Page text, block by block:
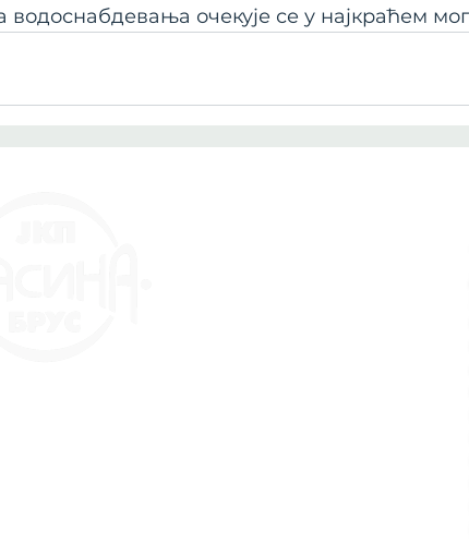
водоснабдевања очекује се у најкраћем